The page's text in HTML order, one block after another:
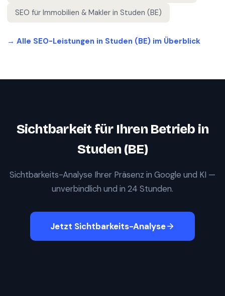
SEO für Immobilien & Makler in Studen (BE)
→ Alle SEO-Leistungen in Studen (BE) im Überblick
Sichtbarkeit für Ihren Betrieb in
Studen (BE)
Sichtbarkeits-Analyse Ihrer Präsenz in Google und KI —
unverbindlich und in 24 Stunden.
Jetzt Sichtbarkeits-Analyse